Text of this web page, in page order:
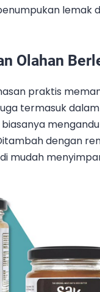
lemak
Olahan
praktis
termasuk
biasanya
dengan
mudah